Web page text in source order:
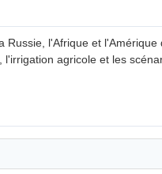
l'Afrique et
agricole et les